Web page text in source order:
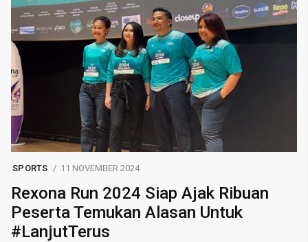
SPORTS 11 NOVEMBER 2024
Rexona Run 2024 Siap Ajak Ribuan
Peserta Temukan Alasan Untuk
#LanjutTerus